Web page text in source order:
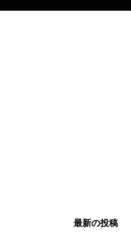
最新の投稿